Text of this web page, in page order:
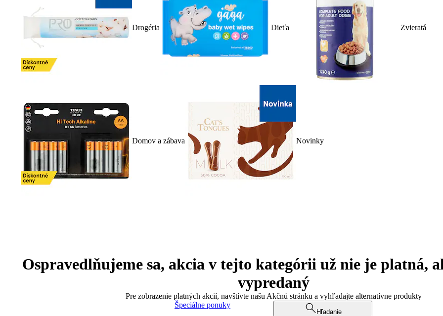
Drogéria Dieťa Zvieratá
Domov a zábava Novinky
Ospravedlňujeme sa, akcia v tejto kategórii už nie je platná,
vypredaný
Pre zobrazenie platných akcií, navštívte našu Akčnú stránku a vyhľadajte alternatívne produkty
Špeciálne ponuky
Hľadanie